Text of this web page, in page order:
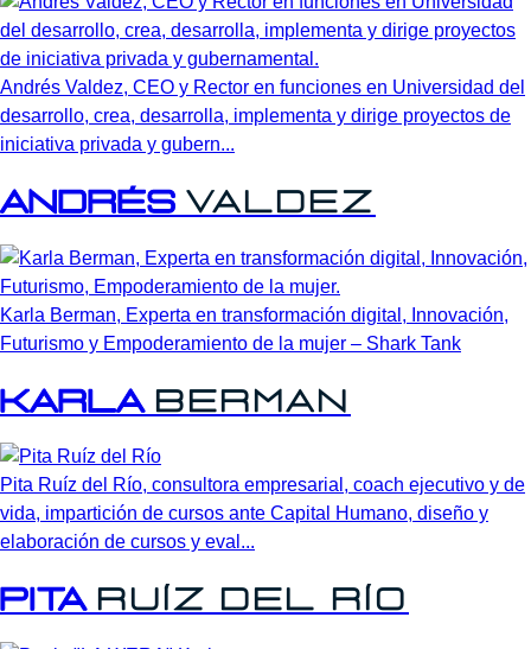
Andrés Valdez, CEO y Rector en funciones en Universidad del
desarrollo, crea, desarrolla, implementa y dirige proyectos de
iniciativa privada y gubern...
Andrés Valdez
Karla Berman, Experta en transformación digital, Innovación,
Futurismo y Empoderamiento de la mujer – Shark Tank
Karla Berman
Pita Ruíz del Río, consultora empresarial, coach ejecutivo y de
vida, impartición de cursos ante Capital Humano, diseño y
elaboración de cursos y eval...
Pita Ruíz del Río